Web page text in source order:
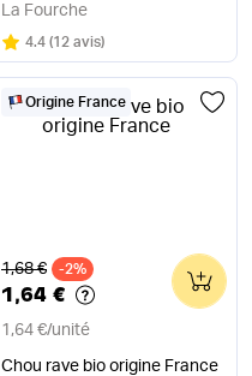
La Fourche
Note
4.4 sur 5
(12 avis)
Origine France
Ancien prix
1,68 € -2%
1,64 €
1,64 €/unité
Chou rave bio origine France
0